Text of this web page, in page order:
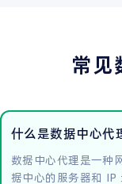
常见
什么是数据中心代
数据中心代理是一种
据中心的服务器和 IP